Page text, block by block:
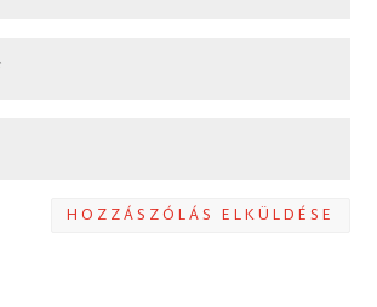
HOZZÁSZÓLÁS ELKÜLDÉSE